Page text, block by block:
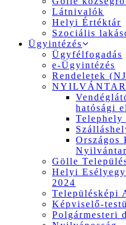
Látnivalók
Helyi Értéktár
Szociális
Ügyintézés
Ügyfélfogadás
e-Ügyintézés
Rendeletek
hatósági
Telephely
Országos
Gölle
Helyi
2024
Településképi
Képviselő-
Polgármesteri